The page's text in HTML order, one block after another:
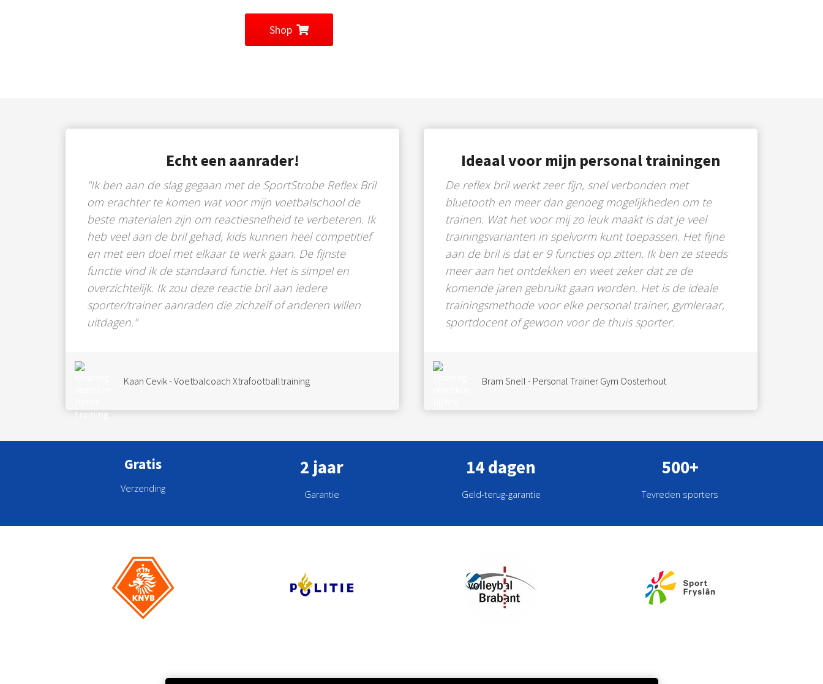
Shop
Echt een aanrader!
"Ik ben aan de slag gegaan met de SportStrobe Reflex Bril
om erachter te komen wat voor mijn voetbalschool de
beste materialen zijn om reactiesnelheid te verbeteren. Ik
heb veel aan de bril gehad, kids kunnen heel competitief
en met een doel met elkaar te werk gaan. De fijnste
functie vind ik de standaard functie. Het is simpel en
overzichtelijk. Ik zou deze reactie bril aan iedere
sporter/trainer aanraden die zichzelf of anderen willen
uitdagen."
Kaan Cevik - Voetbalcoach Xtrafootballtraining
Ideaal voor mijn personal trainingen
De reflex bril werkt zeer fijn, snel verbonden met
bluetooth en meer dan genoeg mogelijkheden om te
trainen. Wat het voor mij zo leuk maakt is dat je veel
trainingsvarianten in spelvorm kunt toepassen. Het fijne
aan de bril is dat er 9 functies op zitten. Ik ben ze steeds
meer aan het ontdekken en weet zeker dat ze de
komende jaren gebruikt gaan worden. Het is de ideale
trainingsmethode voor elke personal trainer, gymleraar,
sportdocent of gewoon voor de thuis sporter.
Bram Snell - Personal Trainer Gym Oosterhout
Gratis
Verzending
2 jaar
Garantie
14 dagen
Geld-terug-garantie
500+
Tevreden sporters